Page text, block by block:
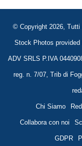
© Copyright 2026,
Stock Photos provided
ADV SRLS P.IVA
reg. n. 7/07, Trib di
Chi Siamo
Collabora con noi
GDPR